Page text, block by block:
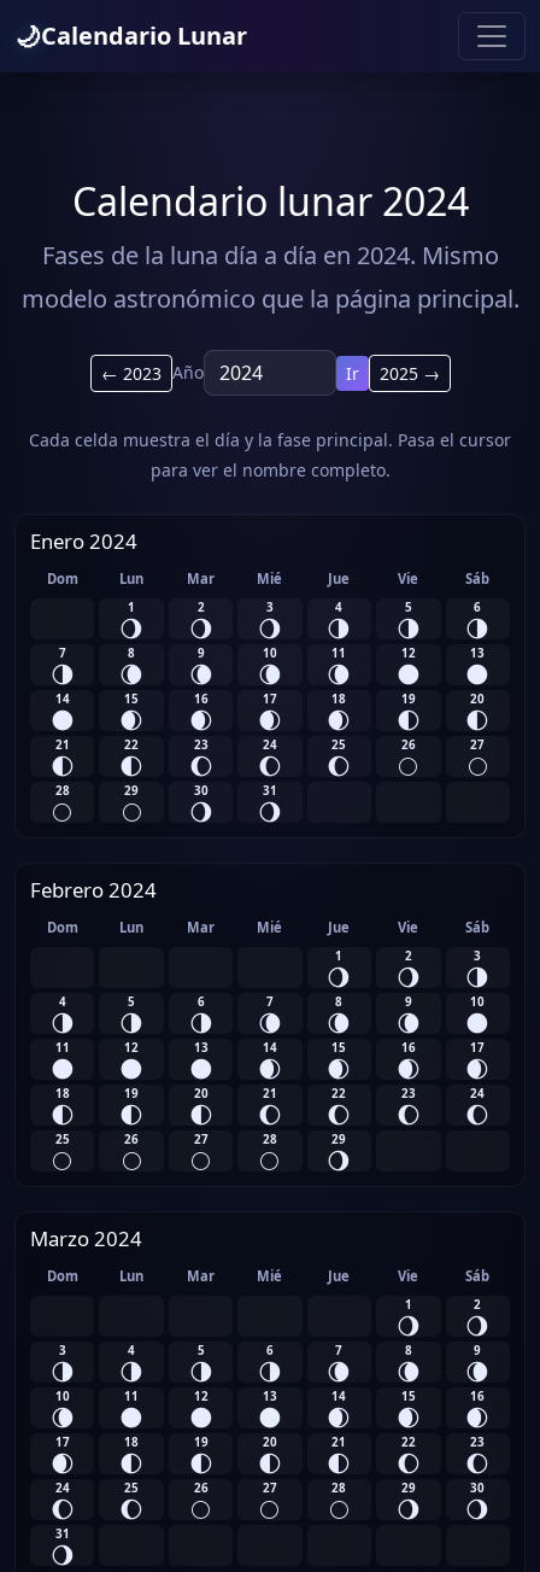
🌙Calendario Lunar
Calendario lunar 2024
Fases de la luna día a día en 2024. Mismo
modelo astronómico que la página principal.
← 2023 Año Ir 2025 →
Cada celda muestra el día y la fase principal. Pasa el cursor
para ver el nombre completo.
Enero 2024
Dom Lun Mar Mié Jue Vie Sáb
1
🌖
2
🌖
3
🌖
4
🌗
5
🌗
6
🌗
7
🌗
8
🌘
9
🌘
10
🌘
11
🌘
12
🌑
13
🌑
14
🌑
15
🌒
16
🌒
17
🌒
18
🌒
19
🌓
20
🌓
21
🌓
22
🌓
23
🌔
24
🌔
25
🌔
26
🌕
27
🌕
28
🌕
29
🌕
30
🌖
31
🌖
Febrero 2024
Dom Lun Mar Mié Jue Vie Sáb
1
🌖
2
🌖
3
🌗
4
🌗
5
🌗
6
🌗
7
🌘
8
🌘
9
🌘
10
🌑
11
🌑
12
🌑
13
🌑
14
🌒
15
🌒
16
🌒
17
🌒
18
🌓
19
🌓
20
🌓
21
🌔
22
🌔
23
🌔
24
🌔
25
🌕
26
🌕
27
🌕
28
🌕
29
🌖
Marzo 2024
Dom Lun Mar Mié Jue Vie Sáb
1
🌖
2
🌖
3
🌗
4
🌗
5
🌗
6
🌗
7
🌘
8
🌘
9
🌘
10
🌘
11
🌑
12
🌑
13
🌑
14
🌒
15
🌒
16
🌒
17
🌒
18
🌓
19
🌓
20
🌓
21
🌓
22
🌔
23
🌔
24
🌔
25
🌔
26
🌕
27
🌕
28
🌕
29
🌖
30
🌖
31
🌖